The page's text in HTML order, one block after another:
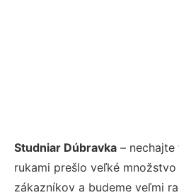
Studniar Dúbravka – nechajte
rukami prešlo veľké
zákazníkov a budeme veľmi